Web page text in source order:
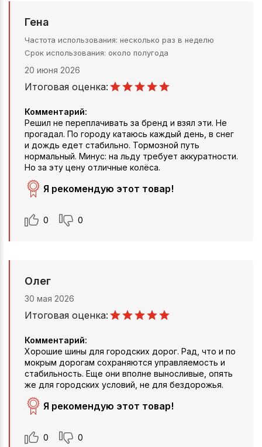
Гена
Частота использования несколько раз в неделю
Срок использования около полугода
20 июня 2026
Итоговая оценка:
Комментарий:
Решил не переплачивать за бренд и взял эти. Не
прогадал. По городу катаюсь каждый день, в снег
и дождь едет стабильно. Тормозной путь
нормальный. Минус: на льду требует аккуратности.
Но за эту цену отличные колёса.
Я рекомендую этот товар!
0 0
Олег
30 мая 2026
Итоговая оценка:
Комментарий:
Хорошие шины для городских дорог. Рад, что и по
мокрым дорогам сохраняются управляемость и
стабильность. Еще они вполне выносливые, опять
же для городских условий, не для бездорожья.
Я рекомендую этот товар!
0 0